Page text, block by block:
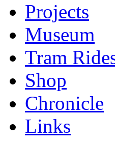
Projects
Museum
Tram
Shop
Chronicle
Links